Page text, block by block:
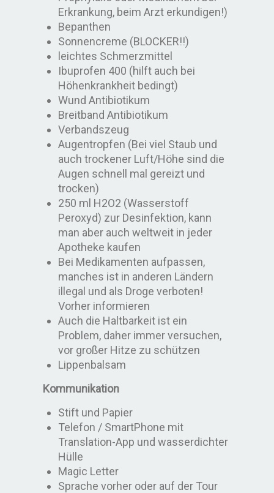
Erkrankung, beim Arzt erkundigen!)
Bepanthen
Sonnencreme (BLOCKER!!)
leichtes Schmerzmittel
Ibuprofen 400 (hilft auch bei
Höhenkrankheit bedingt)
Wund Antibiotikum
Breitband Antibiotikum
Verbandszeug
Augentropfen (Bei viel Staub und
auch trockener Luft/Höhe sind die
Augen schnell mal gereizt und
trocken)
250 ml H2O2 (Wasserstoff
Peroxyd) zur Desinfektion, kann
man aber auch weltweit in jeder
Apotheke kaufen
Bei Medikamenten aufpassen,
manches ist in anderen Ländern
illegal und als Droge verboten!
Vorher informieren
Auch die Haltbarkeit ist ein
Problem, daher immer versuchen,
vor großer Hitze zu schützen
Lippenbalsam
Kommunikation
Stift und Papier
Telefon / SmartPhone mit
Translation-App und wasserdichter
Hülle
Magic Letter
Sprache vorher oder auf der Tour